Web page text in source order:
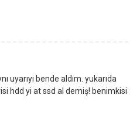
uyarıyı bende aldım. yukarıda
hdd yi at ssd al demiş! benimkisi